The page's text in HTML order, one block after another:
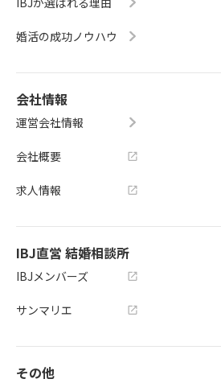
婚活の成功ノウハウ
会社情報
運営会社情報
会社概要
求人情報
IBJ直営 結婚相談所
IBJメンバーズ
サンマリエ
その他